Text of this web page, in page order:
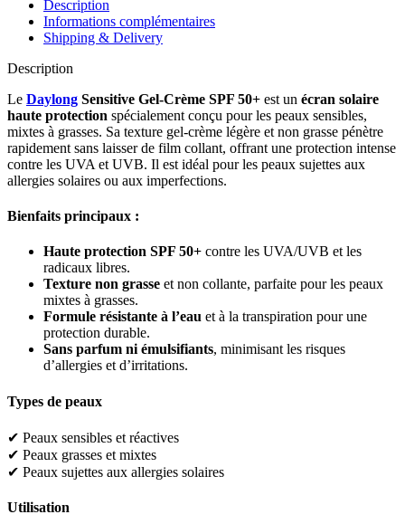
Description
Informations complémentaires
Shipping & Delivery
Description
Le Daylong Sensitive Gel-Crème SPF 50+ est un écran solaire
haute protection spécialement conçu pour les peaux sensibles,
mixtes à grasses. Sa texture gel-crème légère et non grasse pénètre
rapidement sans laisser de film collant, offrant une protection intense
contre les UVA et UVB. Il est idéal pour les peaux sujettes aux
allergies solaires ou aux imperfections.
Bienfaits principaux :
Haute protection SPF 50+ contre les UVA/UVB et les
radicaux libres.
Texture non grasse et non collante, parfaite pour les peaux
mixtes à grasses.
Formule résistante à l’eau et à la transpiration pour une
protection durable.
Sans parfum ni émulsifiants, minimisant les risques
d’allergies et d’irritations.
Types de peaux
✔ Peaux sensibles et réactives
✔ Peaux grasses et mixtes
✔ Peaux sujettes aux allergies solaires
Utilisation